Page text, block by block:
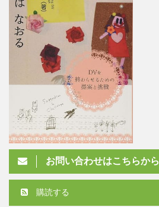
お問い合わせはこちらから
購読する